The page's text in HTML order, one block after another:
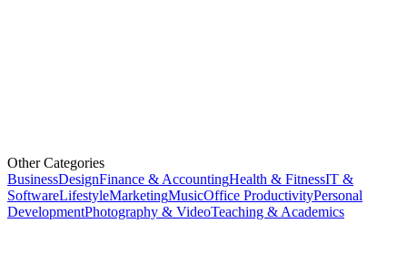
Other Categories
BusinessDesignFinance & AccountingHealth & FitnessIT &
SoftwareLifestyleMarketingMusicOffice ProductivityPersonal
DevelopmentPhotography & VideoTeaching & Academics